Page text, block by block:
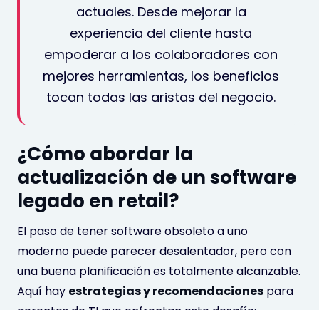
actuales. Desde mejorar la
experiencia del cliente hasta
empoderar a los colaboradores con
mejores herramientas, los beneficios
tocan todas las aristas del negocio.
¿Cómo abordar la
actualización de un software
legado en retail?
El paso de tener software obsoleto a uno
moderno puede parecer desalentador, pero con
una buena planificación es totalmente alcanzable.
Aquí hay estrategias y recomendaciones para